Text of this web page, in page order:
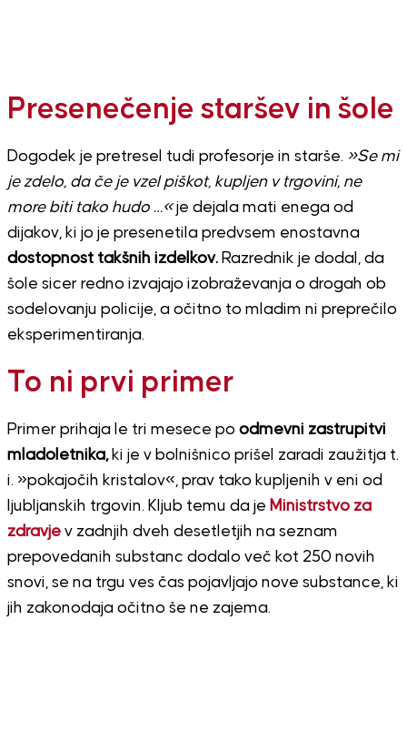
Presenečenje staršev in šole
Dogodek je pretresel tudi profesorje in starše. »Se mi
je zdelo, da če je vzel piškot, kupljen v trgovini, ne
more biti tako hudo …«je dejala mati enega od
dijakov, ki jo je presenetila predvsem enostavna
dostopnost takšnih izdelkov.Razrednik je dodal, da
šole sicer redno izvajajo izobraževanja o drogah ob
sodelovanju policije, a očitno to mladim ni preprečilo
eksperimentiranja.
To ni prvi primer
Primer prihaja le tri mesece po odmevni zastrupitvi
mladoletnika,ki je v bolnišnico prišel zaradi zaužitja t.
i. »pokajočih kristalov«, prav tako kupljenih v eni od
ljubljanskih trgovin. Kljub temu da je Ministrstvo za
zdravje v zadnjih dveh desetletjih na seznam
prepovedanih substanc dodalo več kot 250 novih
snovi, se na trgu ves čas pojavljajo nove substance, ki
jih zakonodaja očitno še ne zajema.